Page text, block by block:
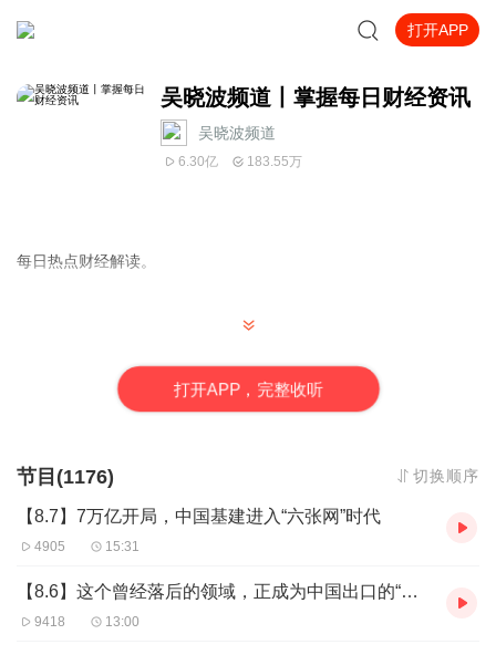
打开APP
吴晓波频道丨掌握每日财经资讯
吴晓波频道
6.30亿 183.55万
每日热点财经解读。
打开APP，完整收听
节目(1176) 切换顺序
【8.7】7万亿开局，中国基建进入“六张网”时代
4905 15:31
【8.6】这个曾经落后的领域，正成为中国出口的“新新三样”之一
9418 13:00